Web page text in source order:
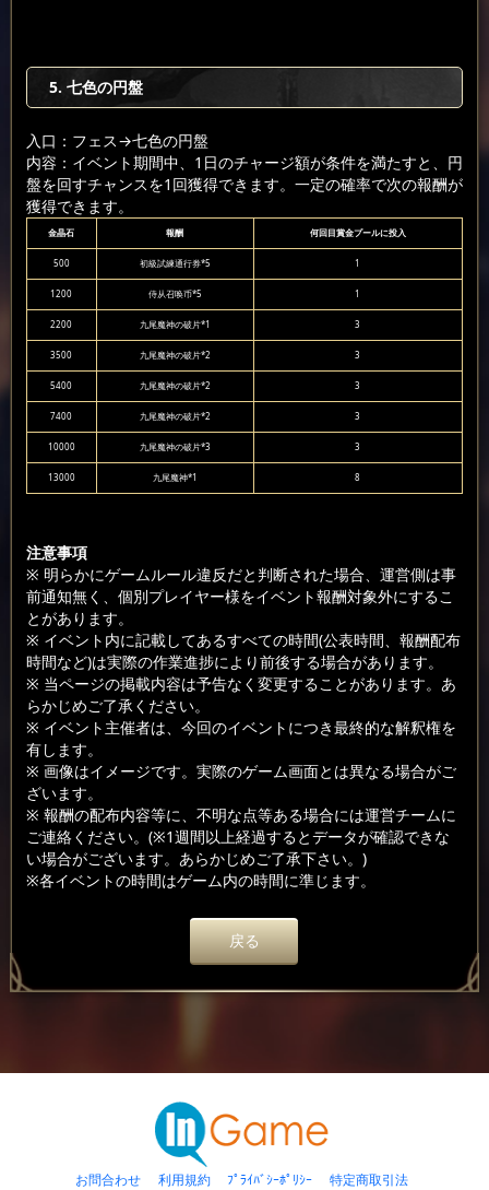
5. 七色の円盤
入口：フェス→七色の円盤
内容：イベント期間中、1日のチャージ額が条件を満たすと、円
盤を回すチャンスを1回獲得できます。一定の確率で次の報酬が
獲得できます。
金晶石 報酬 何回目賞金プールに投入
500 初級試練通行券*5 1
1200 侍从召唤币*5 1
2200 九尾魔神の破片*1 3
3500 九尾魔神の破片*2 3
5400 九尾魔神の破片*2 3
7400 九尾魔神の破片*2 3
10000 九尾魔神の破片*3 3
13000 九尾魔神*1 8
注意事項
※ 明らかにゲームルール違反だと判断された場合、運営側は事
前通知無く、個別プレイヤー様をイベント報酬対象外にするこ
とがあります。
※ イベント内に記載してあるすべての時間(公表時間、報酬配布
時間など)は実際の作業進捗により前後する場合があります。
※ 当ページの掲載内容は予告なく変更することがあります。あ
らかじめご了承ください。
※ イベント主催者は、今回のイベントにつき最終的な解釈権を
有します。
※ 画像はイメージです。実際のゲーム画面とは異なる場合がご
ざいます。
※ 報酬の配布内容等に、不明な点等ある場合には運営チームに
ご連絡ください。(※1週間以上経過するとデータが確認できな
い場合がございます。あらかじめご了承下さい。)
※各イベントの時間はゲーム内の時間に準じます。
戻る
お問合わせ 利用規約 ﾌﾟﾗｲﾊﾞｼｰﾎﾟﾘｼｰ 特定商取引法